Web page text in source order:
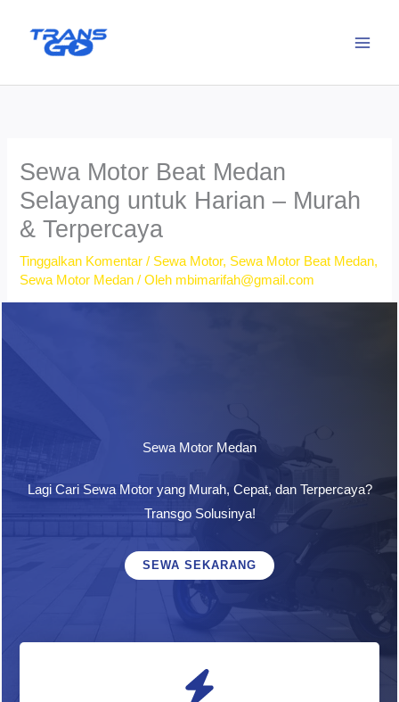
Sewa Motor Beat Medan
Selayang untuk Harian – Murah
& Terpercaya
Tinggalkan Komentar / Sewa Motor, Sewa Motor Beat Medan,
Sewa Motor Medan / Oleh mbimarifah@gmail.com
Sewa Motor Medan
Lagi Cari Sewa Motor yang Murah, Cepat, dan Terpercaya?
Transgo Solusinya!
SEWA SEKARANG